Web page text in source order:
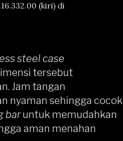
(kiri) di
steel case
tersebut
Jam tangan
nyaman sehingga cocok
baruntuk memudahkan
aman menahan